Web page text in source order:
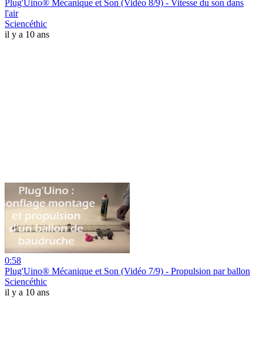
Plug'Uino® Mécanique et Son (Vidéo 8/9) - Vitesse du son dans
l'air
Sciencéthic
il y a 10 ans
0:58
Plug'Uino® Mécanique et Son (Vidéo 7/9) - Propulsion par ballon
Sciencéthic
il y a 10 ans